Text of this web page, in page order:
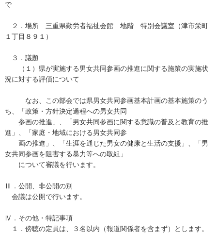
で
２．場所 三重県勤労者福祉会館 地階 特別会議室（津市栄町
１丁目８９１）
３．議題
（１）県が実施する男女共同参画の推進に関する施策の実施状
況に対する評価について
なお、この部会では県男女共同参画基本計画の基本施策のう
ち、「政策・方針決定過程への男女共同
参画の推進」、「男女共同参画に関する意識の普及と教育の推
進」、「家庭・地域における男女共同参
画の推進」、「生涯を通じた男女の健康と生活の支援」、「男
女共同参画を阻害する暴力等への取組」
について審議を行います。
Ⅲ．公開、非公開の別
会議は公開で行います。
Ⅳ．その他・特記事項
１．傍聴の定員は、３名以内（報道関係者を含まず）とします。